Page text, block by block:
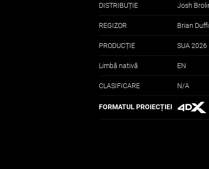
DISTRIBUȚIE Josh
REGIZOR Brian
PRODUCȚIE SUA 2026
Limbă nativă EN
CLASIFICARE N/A
FORMATUL PROIECȚIEI